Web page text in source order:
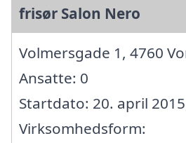
frisør Salon Nero
Volmersgade 1, 4760
Ansatte: 0
Startdato: 20. april
Virksomhedsform: